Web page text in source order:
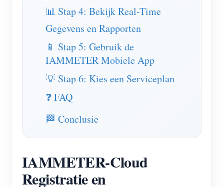
📊 Stap 4: Bekijk Real-Time
Gegevens en Rapporten
📱 Stap 5: Gebruik de
IAMMETER Mobiele App
💡 Stap 6: Kies een Serviceplan
❓ FAQ
🏁 Conclusie
IAMMETER-Cloud
Registratie en